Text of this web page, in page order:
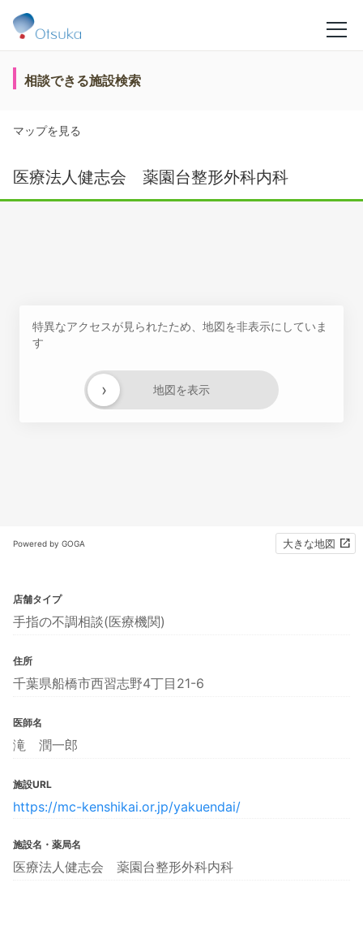
相談できる施設検索
マップを見る
医療法人健志会 薬園台整形外科内科
特異なアクセスが見られたため、地図を非表示にしていま
す
地図を表示
›
Powered by GOGA 大きな地図
店舗タイプ
手指の不調相談(医療機関)
住所
千葉県船橋市西習志野4丁目21-6
医師名
滝 潤一郎
施設URL
https://mc-kenshikai.or.jp/yakuendai/
施設名・薬局名
医療法人健志会 薬園台整形外科内科